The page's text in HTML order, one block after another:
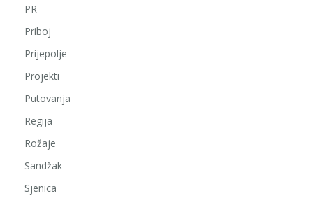
PR
Priboj
Prijepolje
Projekti
Putovanja
Regija
Rožaje
Sandžak
Sjenica